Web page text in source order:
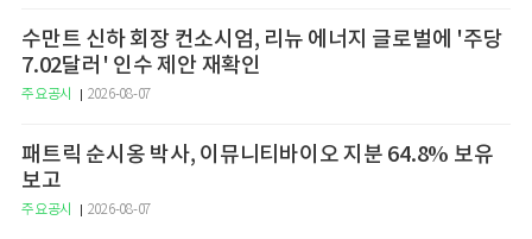
수만트 신하 회장 컨소시엄, 리뉴 에너지 글로벌에 '주당
7.02달러' 인수 제안 재확인
주요공시 2026-08-07
패트릭 순시옹 박사, 이뮤니티바이오 지분 64.8% 보유
보고
주요공시 2026-08-07